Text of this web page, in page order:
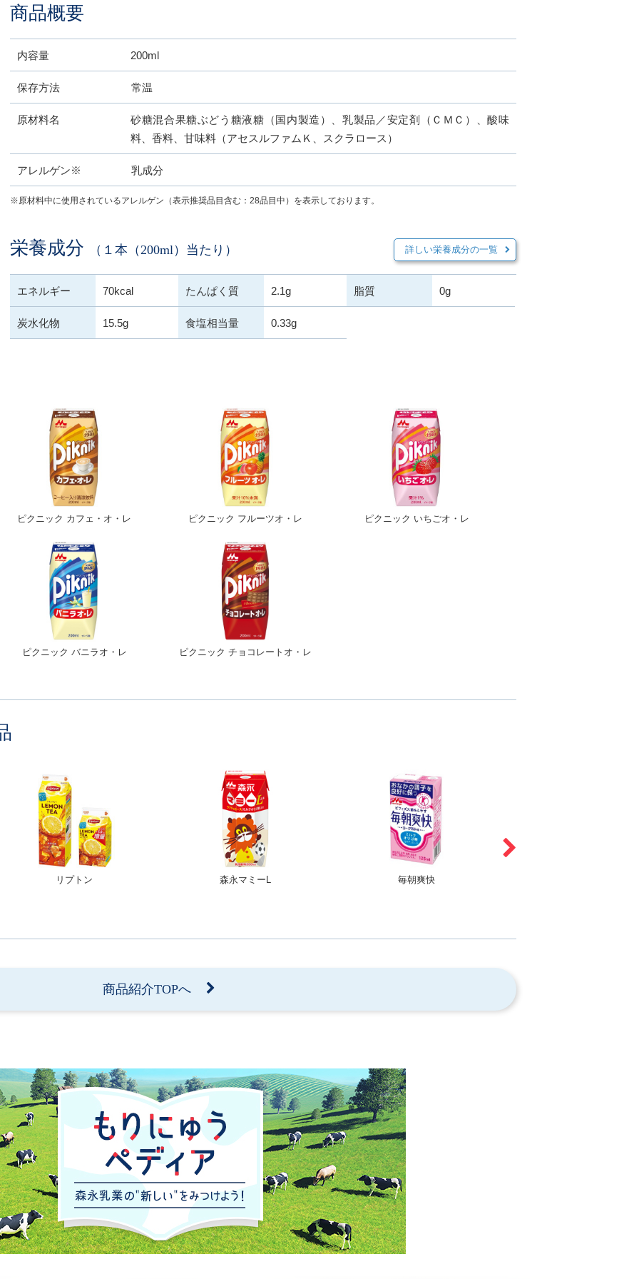
商品概要
内容量 200ml
保存方法 常温
原材料名
砂糖混合果糖ぶどう糖液糖（国内製造）、乳製品／安定剤（ＣＭＣ）、酸味
料、香料、甘味料（アセスルファムＫ、スクラロース）
アレルゲン※ 乳成分
※原材料中に使用されているアレルゲン（表示推奨品目含む：28品目中）を表示しております。
栄養成分 （１本（200ml）当たり） 詳しい栄養成分の一覧
エネルギー 70kcal たんぱく質 2.1g 脂質 0g
炭水化物 15.5g 食塩相当量 0.33g
ピクニック カフェ・オ・レ ピクニック フルーツオ・レ ピクニック いちごオ・レ
ピクニック バニラオ・レ ピクニック チョコレートオ・レ
リプトン 森永マミーL 毎朝爽快
商品紹介TOPへ